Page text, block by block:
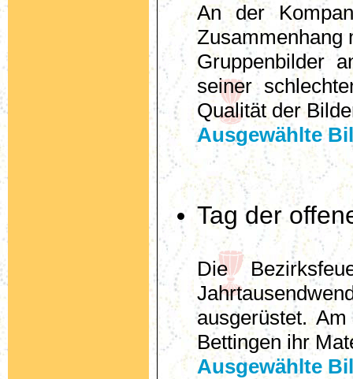
An der
Zusammenhang
Gruppenbilder
seiner
Qualität der
Ausgewählte
Tag der
Die
ausgerüstet.
Bettingen ihr
Ausgewählte